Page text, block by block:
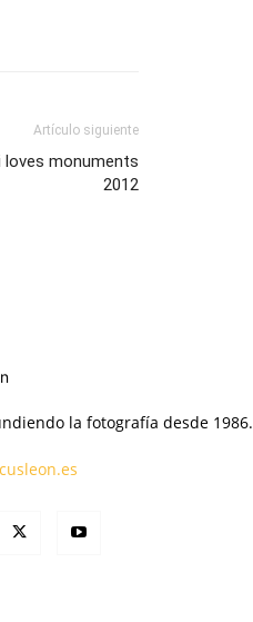
Artículo siguiente
monuments
2012
la fotografía desde 1986.